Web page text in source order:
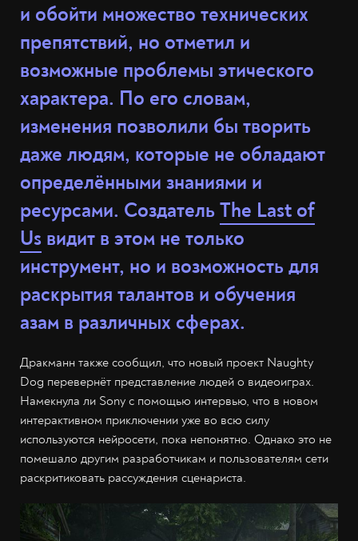
и обойти множество технических
препятствий, но отметил и
возможные проблемы этического
характера. По его словам,
изменения позволили бы творить
даже людям, которые не обладают
определёнными знаниями и
ресурсами. СоздательThe Last of
Us видит в этом не только
инструмент, но и возможность для
раскрытия талантов и обучения
азам в различных сферах.
Дракманн также сообщил, что новый проект Naughty
Dog перевернёт представление людей о видеоиграх.
Намекнула ли Sony с помощью интервью, что в новом
интерактивном приключении уже во всю силу
используются нейросети, пока непонятно. Однако это не
помешало другим разработчикам и пользователям сети
раскритиковать рассуждения сценариста.